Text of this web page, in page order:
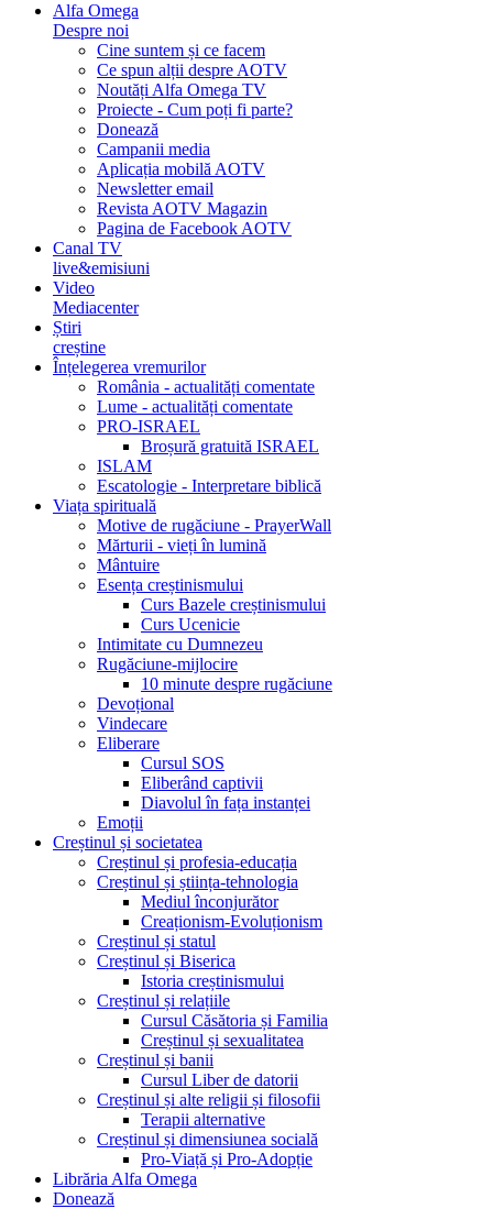
Alfa Omega
Despre noi
Cine suntem și ce facem
Ce spun alții despre AOTV
Noutăți Alfa Omega TV
Proiecte - Cum poți fi parte?
Donează
Campanii media
Aplicația mobilă AOTV
Newsletter email
Revista AOTV Magazin
Pagina de Facebook AOTV
Canal TV
live&emisiuni
Video
Mediacenter
Știri
creștine
Înțelegerea vremurilor
România - actualități comentate
Lume - actualități comentate
PRO-ISRAEL
Broșură gratuită ISRAEL
ISLAM
Escatologie - Interpretare biblică
Viața spirituală
Motive de rugăciune - PrayerWall
Mărturii - vieți în lumină
Mântuire
Esența creștinismului
Curs Bazele creștinismului
Curs Ucenicie
Intimitate cu Dumnezeu
Rugăciune-mijlocire
10 minute despre rugăciune
Devoțional
Vindecare
Eliberare
Cursul SOS
Eliberând captivii
Diavolul în fața instanței
Emoții
Creștinul și societatea
Creștinul și profesia-educația
Creștinul și știința-tehnologia
Mediul înconjurător
Creaționism-Evoluționism
Creștinul și statul
Creștinul și Biserica
Istoria creștinismului
Creștinul și relațiile
Cursul Căsătoria și Familia
Creștinul și sexualitatea
Creștinul și banii
Cursul Liber de datorii
Creștinul și alte religii și filosofii
Terapii alternative
Creștinul și dimensiunea socială
Pro-Viață și Pro-Adopție
Librăria Alfa Omega
Donează